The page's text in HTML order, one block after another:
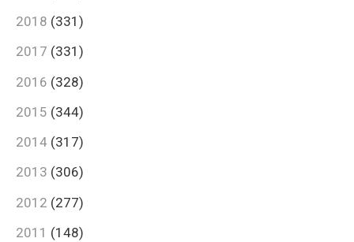
2018 (331)
2017 (331)
2016 (328)
2015 (344)
2014 (317)
2013 (306)
2012 (277)
2011 (148)